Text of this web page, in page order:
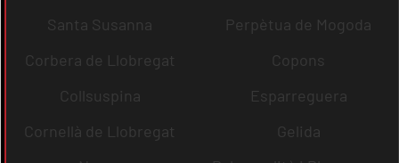
Santa Susanna
Perpètua de Mogoda
Corbera de Llobregat
Copons
Collsuspina
Esparreguera
Cornellà de Llobregat
Gelida